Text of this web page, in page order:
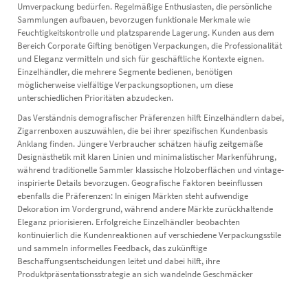
Umverpackung bedürfen. Regelmäßige Enthusiasten, die persönliche
Sammlungen aufbauen, bevorzugen funktionale Merkmale wie
Feuchtigkeitskontrolle und platzsparende Lagerung. Kunden aus dem
Bereich Corporate Gifting benötigen Verpackungen, die Professionalität
und Eleganz vermitteln und sich für geschäftliche Kontexte eignen.
Einzelhändler, die mehrere Segmente bedienen, benötigen
möglicherweise vielfältige Verpackungsoptionen, um diese
unterschiedlichen Prioritäten abzudecken.
Das Verständnis demografischer Präferenzen hilft Einzelhändlern dabei,
Zigarrenboxen auszuwählen, die bei ihrer spezifischen Kundenbasis
Anklang finden. Jüngere Verbraucher schätzen häufig zeitgemäße
Designästhetik mit klaren Linien und minimalistischer Markenführung,
während traditionelle Sammler klassische Holzoberflächen und vintage-
inspirierte Details bevorzugen. Geografische Faktoren beeinflussen
ebenfalls die Präferenzen: In einigen Märkten steht aufwendige
Dekoration im Vordergrund, während andere Märkte zurückhaltende
Eleganz priorisieren. Erfolgreiche Einzelhändler beobachten
kontinuierlich die Kundenreaktionen auf verschiedene Verpackungsstile
und sammeln informelles Feedback, das zukünftige
Beschaffungsentscheidungen leitet und dabei hilft, ihre
Produktpräsentationsstrategie an sich wandelnde Geschmäcker